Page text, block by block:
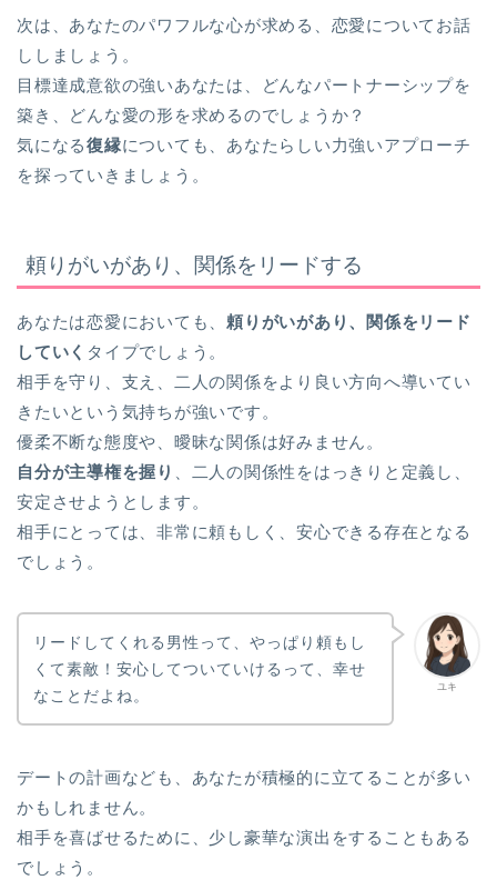
次は、あなたのパワフルな心が求める、恋愛についてお話
ししましょう。
目標達成意欲の強いあなたは、どんなパートナーシップを
築き、どんな愛の形を求めるのでしょうか？
気になる復縁についても、あなたらしい力強いアプローチ
を探っていきましょう。
頼りがいがあり、関係をリードする
あなたは恋愛においても、 頼りがいがあり、関係をリード
していく タイプでしょう。
相手を守り、支え、二人の関係をより良い方向へ導いてい
きたいという気持ちが強いです。
優柔不断な態度や、曖昧な関係は好みません。
自分が主導権を握り
、二人の関係性をはっきりと定義し、
安定させようとします。
相手にとっては、非常に頼もしく、安心できる存在となる
でしょう。
ユキ
リードしてくれる男性って、やっぱり頼もし
くて素敵！安心してついていけるって、幸せ
なことだよね。
デートの計画なども、あなたが積極的に立てることが多い
かもしれません。
相手を喜ばせるために、少し豪華な演出をすることもある
でしょう。